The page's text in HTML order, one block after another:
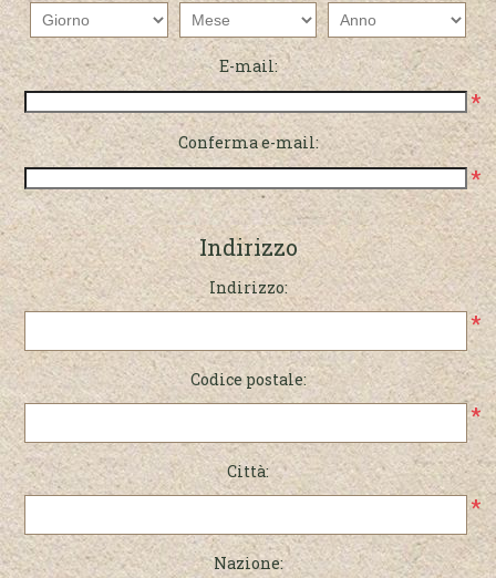
E-mail:
*
Conferma e-mail:
*
Indirizzo
Indirizzo:
*
Codice postale:
*
Città:
*
Nazione: